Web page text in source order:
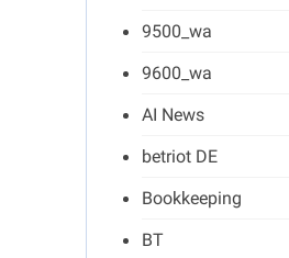
9500_wa
9600_wa
AI News
betriot DE
Bookkeeping
BT